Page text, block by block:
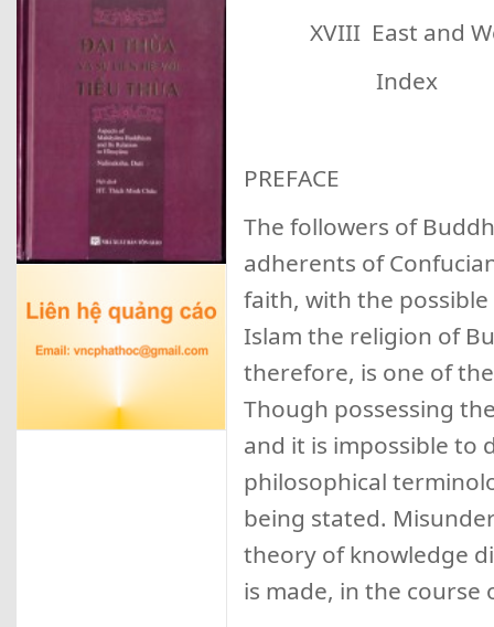
XVIII East and
Index
PREFACE
The followers of
adherents of
faith, with the
Islam the religion of
therefore, is one of
Though possessing
and it is impossible to
philosophical
being stated.
theory of knowledge
is made, in the